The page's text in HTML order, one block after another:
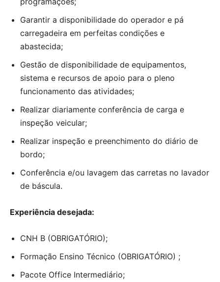
Garantir a disponibilidade do operador e pá
carregadeira em perfeitas condições e
abastecida;
Gestão de disponibilidade de equipamentos,
sistema e recursos de apoio para o pleno
funcionamento das atividades;
Realizar diariamente conferência de carga e
inspeção veicular;
Realizar inspeção e preenchimento do diário de
bordo;
Conferência e/ou lavagem das carretas no lavador
de báscula.
Experiência desejada:
CNH B (OBRIGATÓRIO);
Formação Ensino Técnico (OBRIGATÓRIO) ;
Pacote Office Intermediário;